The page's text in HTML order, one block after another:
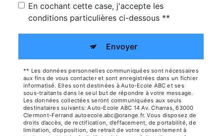
En cochant cette case, j'accepte les
conditions particulières ci-dessous **
Envoyer
** Les données personnelles communiquées sont nécessaires
aux fins de vous contacter et sont enregistrées dans un fichier
informatisé. Elles sont destinées à Auto-Ecole ABC et ses
sous-traitants dans le seul but de répondre à votre message.
Les données collectées seront communiquées aux seuls
destinataires suivants: Auto-Ecole ABC 14 Av. Charras, 63000
Clermont-Ferrand autoecole.abc@orange.fr. Vous disposez de
droits d’accès, de rectification, d’effacement, de portabilité, de
limitation, d’opposition, de retrait de votre consentement à